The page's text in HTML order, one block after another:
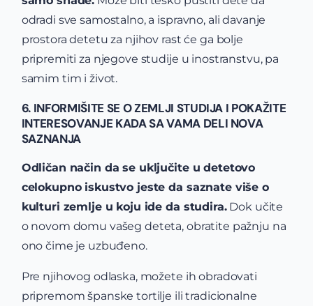
odradi sve samostalno, a ispravno, ali davanje
prostora detetu za njihov rast će ga bolje
pripremiti za njegove studije u inostranstvu, pa
samim tim i život.
6. INFORMIŠITE SE O ZEMLJI STUDIJA I POKAŽITE
INTERESOVANJE KADA SA VAMA DELI NOVA
SAZNANJA
Odličan način da se uključite u detetovo
celokupno iskustvo jeste da saznate više o
kulturi zemlje u koju ide da studira.Dok učite
o novom domu vašeg deteta, obratite pažnju na
ono čime je uzbuđeno.
Pre njihovog odlaska, možete ih obradovati
pripremom španske tortilje ili tradicionalne